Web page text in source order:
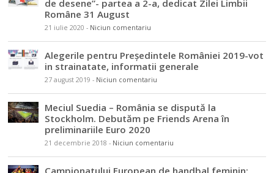
de desene”- partea a 2-a, dedicat Zilei Limbii
Române 31 August
21 iulie 2020 - Niciun comentariu
Alegerile pentru Președintele României 2019-vot
in strainatate, informatii generale
27 august 2019 - Niciun comentariu
Meciul Suedia – România se dispută la
Stockholm. Debutăm pe Friends Arena în
preliminariile Euro 2020
21 decembrie 2018 - Niciun comentariu